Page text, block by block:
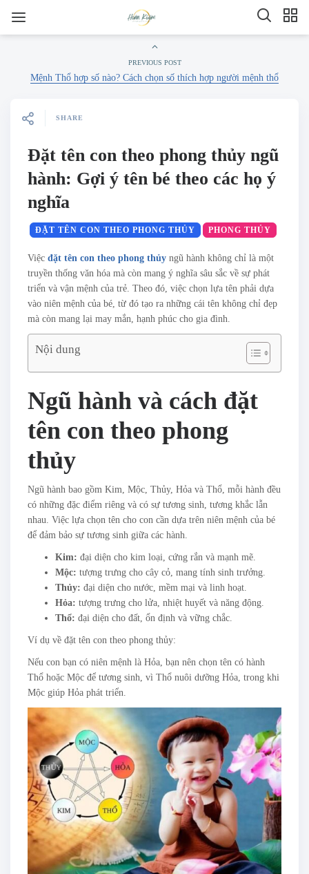
PREVIOUS POST
Mệnh Thổ hợp số nào? Cách chọn số thích hợp người mệnh thổ
SHARE
Đặt tên con theo phong thủy ngũ
hành: Gợi ý tên bé theo các họ ý
nghĩa
ĐẶT TÊN CON THEO PHONG THỦY PHONG THỦY
Việc đặt tên con theo phong thủy ngũ hành không chỉ là một
truyền thống văn hóa mà còn mang ý nghĩa sâu sắc về sự phát
triển và vận mệnh của trẻ. Theo đó, việc chọn lựa tên phải dựa
vào niên mệnh của bé, từ đó tạo ra những cái tên không chỉ đẹp
mà còn mang lại may mắn, hạnh phúc cho gia đình.
Nội dung
Ngũ hành và cách đặt
tên con theo phong
thủy
Ngũ hành bao gồm Kim, Mộc, Thủy, Hỏa và Thổ, mỗi hành đều
có những đặc điểm riêng và có sự tương sinh, tương khắc lẫn
nhau. Việc lựa chọn tên cho con cần dựa trên niên mệnh của bé
để đảm bảo sự tương sinh giữa các hành.
Kim: đại diện cho kim loại, cứng rắn và mạnh mẽ.
Mộc: tượng trưng cho cây cỏ, mang tính sinh trưởng.
Thủy: đại diện cho nước, mềm mại và linh hoạt.
Hỏa: tượng trưng cho lửa, nhiệt huyết và năng động.
Thổ: đại diện cho đất, ổn định và vững chắc.
Ví dụ về đặt tên con theo phong thủy:
Nếu con bạn có niên mệnh là Hỏa, bạn nên chọn tên có hành
Thổ hoặc Mộc để tương sinh, vì Thổ nuôi dưỡng Hỏa, trong khi
Mộc giúp Hỏa phát triển.